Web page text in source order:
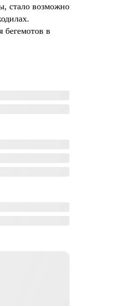
стало возможно
бегемотов в